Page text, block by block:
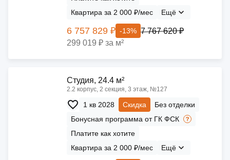
Квартира за 2 000 ₽/мес
Ещё
6 757 829 ₽ -13% 7 767 620 ₽
299 019 ₽ за м²
Cтудия, 24.4 м²
2.2 корпус, 2 секция, 3 этаж, №127
1 кв 2028 Скидка
Без отделки
Бонусная программа от ГК ФСК
Платите как хотите
Квартира за 2 000 ₽/мес
Ещё